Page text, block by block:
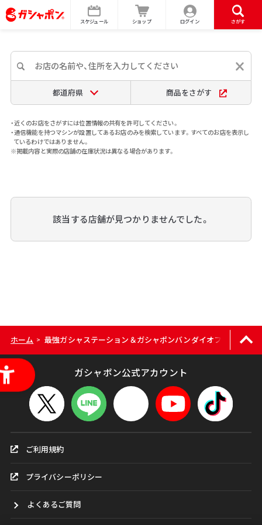
スケジュール ショップ ログイン さがす
都道府県 商品をさがす
・近くのお店をさがすには位置情報の共有を許可してください。
・通信機能を持つマシンが設置してあるお店のみを検索しています。すべてのお店を表示し
ているわけではありません。
※掲載内容と実際の店舗の在庫状況は異なる場合があります。
該当する店舗が見つかりませんでした。
ホーム > 最強ガシャステーション＆ガシャポンバンダイオフィシャル
ガシャポン公式アカウント
ご利用規約
プライバシーポリシー
よくあるご質問